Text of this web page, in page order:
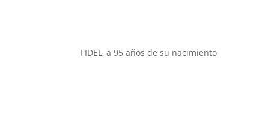
FIDEL, a 95 años de su nacimiento